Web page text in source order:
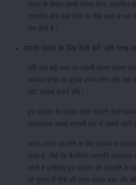
पालन के दौरान काफी ज्यादा वेस्ट उत्पादित
उत्पादित होने वाले वेस्ट के जैसे खाद के रूप
कम होती है।
यदि आप बड़े स्तर पर मछली पालन करना
समतल जगह का चुनाव करना होगा और वहां
छोटे तालाब बनाने होंगे।
इस प्रकार के तालाब दोमट मिट्टी वाली
उत्पादकता सबसे प्रभावी रूप से सामने आती
अलग-अलग प्रजाति के लिए तालाब के
जाता है, जैसे कि कैटफिश प्रजाति ज्यादातर
रहती है इसीलिए इस प्रकार की प्रजाति के
की तुलना में नीचे की तरफ ज्यादा बड़ा और